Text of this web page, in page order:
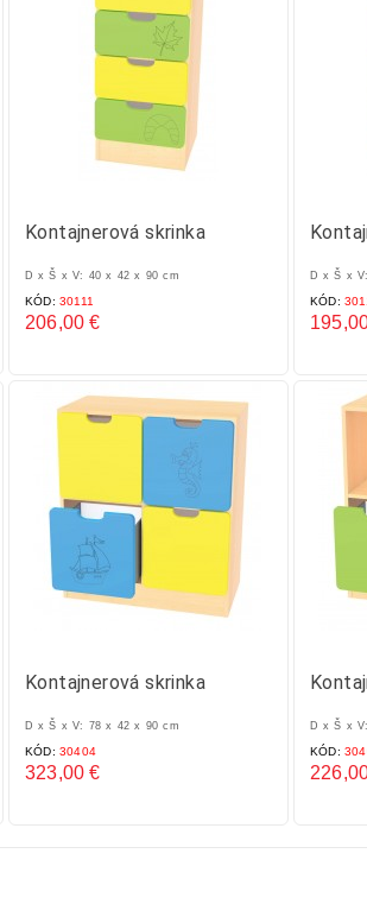
Kontajnerová skrinka
D x Š x V: 40 x 42 x 90 cm
KÓD: 30111
206,00 €
D x Š x
KÓD:
Kontajnerová skrinka
D x Š x V: 78 x 42 x 90 cm
KÓD: 30404
323,00 €
D x Š x
KÓD: